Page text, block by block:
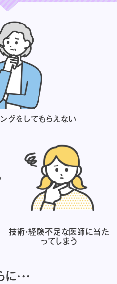
グをしてもらえない
技術・経験不足な医師に当た
ってしまう
・・・